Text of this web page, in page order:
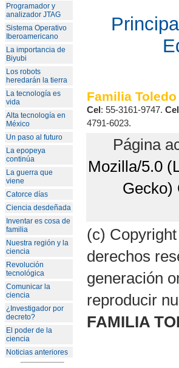
Programador y
analizador JTAG
Sistema Operativo
Iberoamericano
La importancia de
Biyubi
Los robots
heredarán la tierra
La tecnología es
vida
Alta tecnología en
México
Un paso al futuro
La epopeya
continúa
La guerra que
viene
Catorce días
Ciencia desdeñada
Inventar es cosa de
familia
Nuestra región y la
ciencia
Revolución
tecnológica
Comunicar la
ciencia
¿Investigador por
decreto?
El poder de la
ciencia
Noticias anteriores
Principal
Familia Toledo
Cel: 55-3161-9747.
4791-6023.
Página
Mozilla/5.0
Gecko)
(c)
derechos
generación
reproducir
FAMILIA